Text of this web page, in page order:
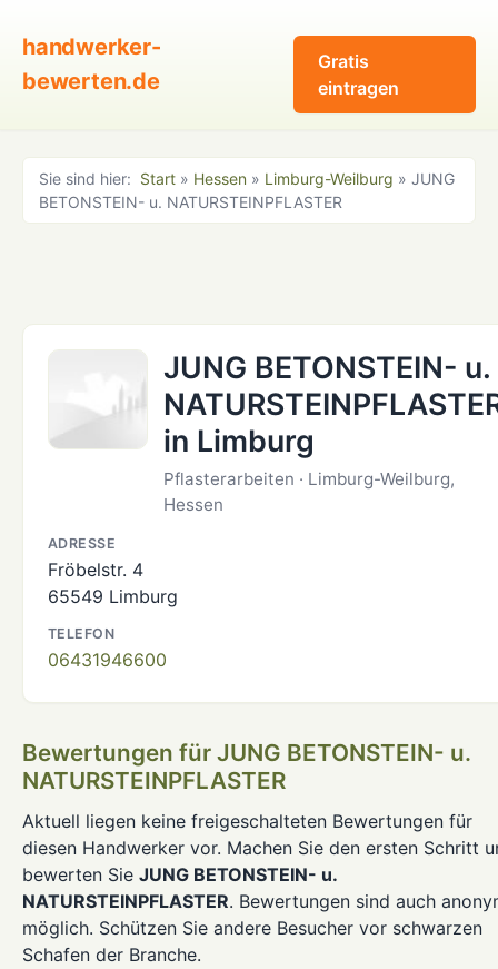
handwerker-
bewerten.de
Gratis
eintragen
Sie sind hier: Start » Hessen » Limburg-Weilburg » JUNG
BETONSTEIN- u. NATURSTEINPFLASTER
JUNG BETONSTEIN- u.
in Limburg
Pflasterarbeiten · Limburg-Weilburg,
Hessen
ADRESSE
Fröbelstr. 4
65549 Limburg
TELEFON
06431946600
Bewertungen für JUNG BETONSTEIN- u.
NATURSTEINPFLASTER
Aktuell liegen keine freigeschalteten Bewertungen für
diesen Handwerker vor. Machen Sie den ersten Schritt
bewerten Sie JUNG BETONSTEIN- u.
NATURSTEINPFLASTER. Bewertungen sind auch
möglich. Schützen Sie andere Besucher vor schwarzen
Schafen der Branche.